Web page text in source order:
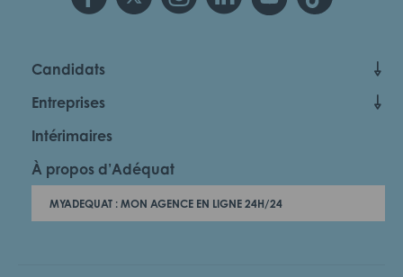
Candidats
Entreprises
Intérimaires
À propos d’Adéquat
MYADEQUAT : MON AGENCE EN LIGNE 24H/24